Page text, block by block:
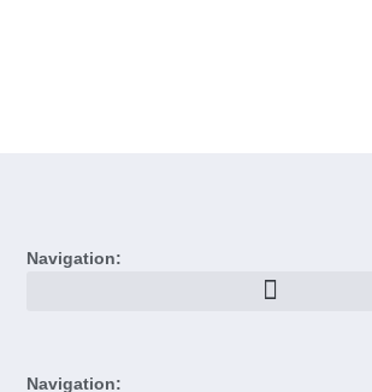
Navigation:
Navigation: